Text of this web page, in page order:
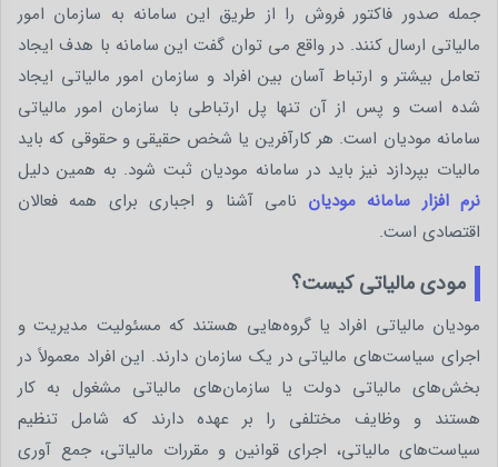
جمله صدور فاکتور فروش را از طریق این سامانه به سازمان امور
مالیاتی ارسال کنند. در واقع می توان گفت این سامانه با هدف ایجاد
تعامل بیشتر و ارتباط آسان بین افراد و سازمان امور مالیاتی ایجاد
شده است و پس از آن تنها پل ارتباطی با سازمان امور مالیاتی
سامانه مودیان است. هر کارآفرین یا شخص حقیقی و حقوقی که باید
مالیات بپردازد نیز باید در سامانه مودیان ثبت شود. به همین دلیل
نرم افزار سامانه مودیان نامی آشنا و اجباری برای همه فعالان
اقتصادی است.
مودی مالیاتی کیست؟
مودیان مالیاتی افراد یا گروه‌هایی هستند که مسئولیت مدیریت و
اجرای سیاست‌های مالیاتی در یک سازمان دارند. این افراد معمولاً در
بخش‌های مالیاتی دولت یا سازمان‌های مالیاتی مشغول به کار
هستند و وظایف مختلفی را بر عهده دارند که شامل تنظیم
سیاست‌های مالیاتی، اجرای قوانین و مقررات مالیاتی، جمع آوری